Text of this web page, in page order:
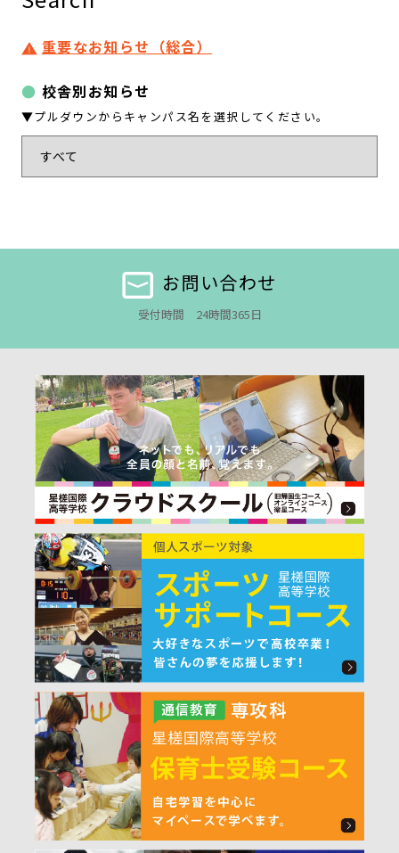
重要なお知らせ（総合）
校舎別お知らせ
▼プルダウンからキャンパス名を選択してください。
お問い合わせ
受付時間 24時間365日